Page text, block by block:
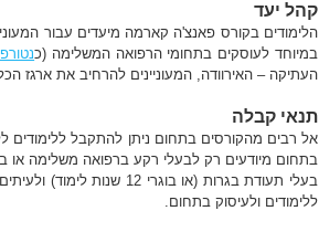
קהל יעד
הלימודים בקורס פאנצ'ה קארמה מיעדים עבור
במיוחד לעוסקים בתחומי הרפואה המשלימה (כ
העתיקה – האירוודה, המעוניינים להרחיב את ארגז
תנאי קבלה
אל רבים מהקורסים בתחום ניתן להתקבל ללימודים
בתחום מיודעים רק לבעלי רקע ברפואה משלימה או
בעלי תעודת בגרות (או
ללימודים ולעיסוק בתחום.